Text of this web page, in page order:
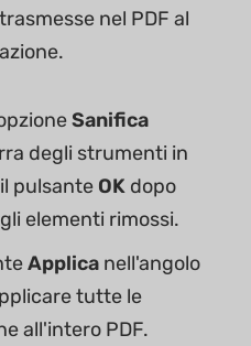
nel PDF al
Sanifica
degli strumenti in
pulsante OK dopo
elementi rimossi.
Applica nell'angolo
tutte le
all'intero PDF.